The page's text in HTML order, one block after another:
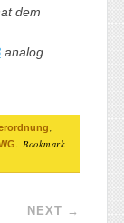
dem
analog
,
. Bookmark
NEXT →